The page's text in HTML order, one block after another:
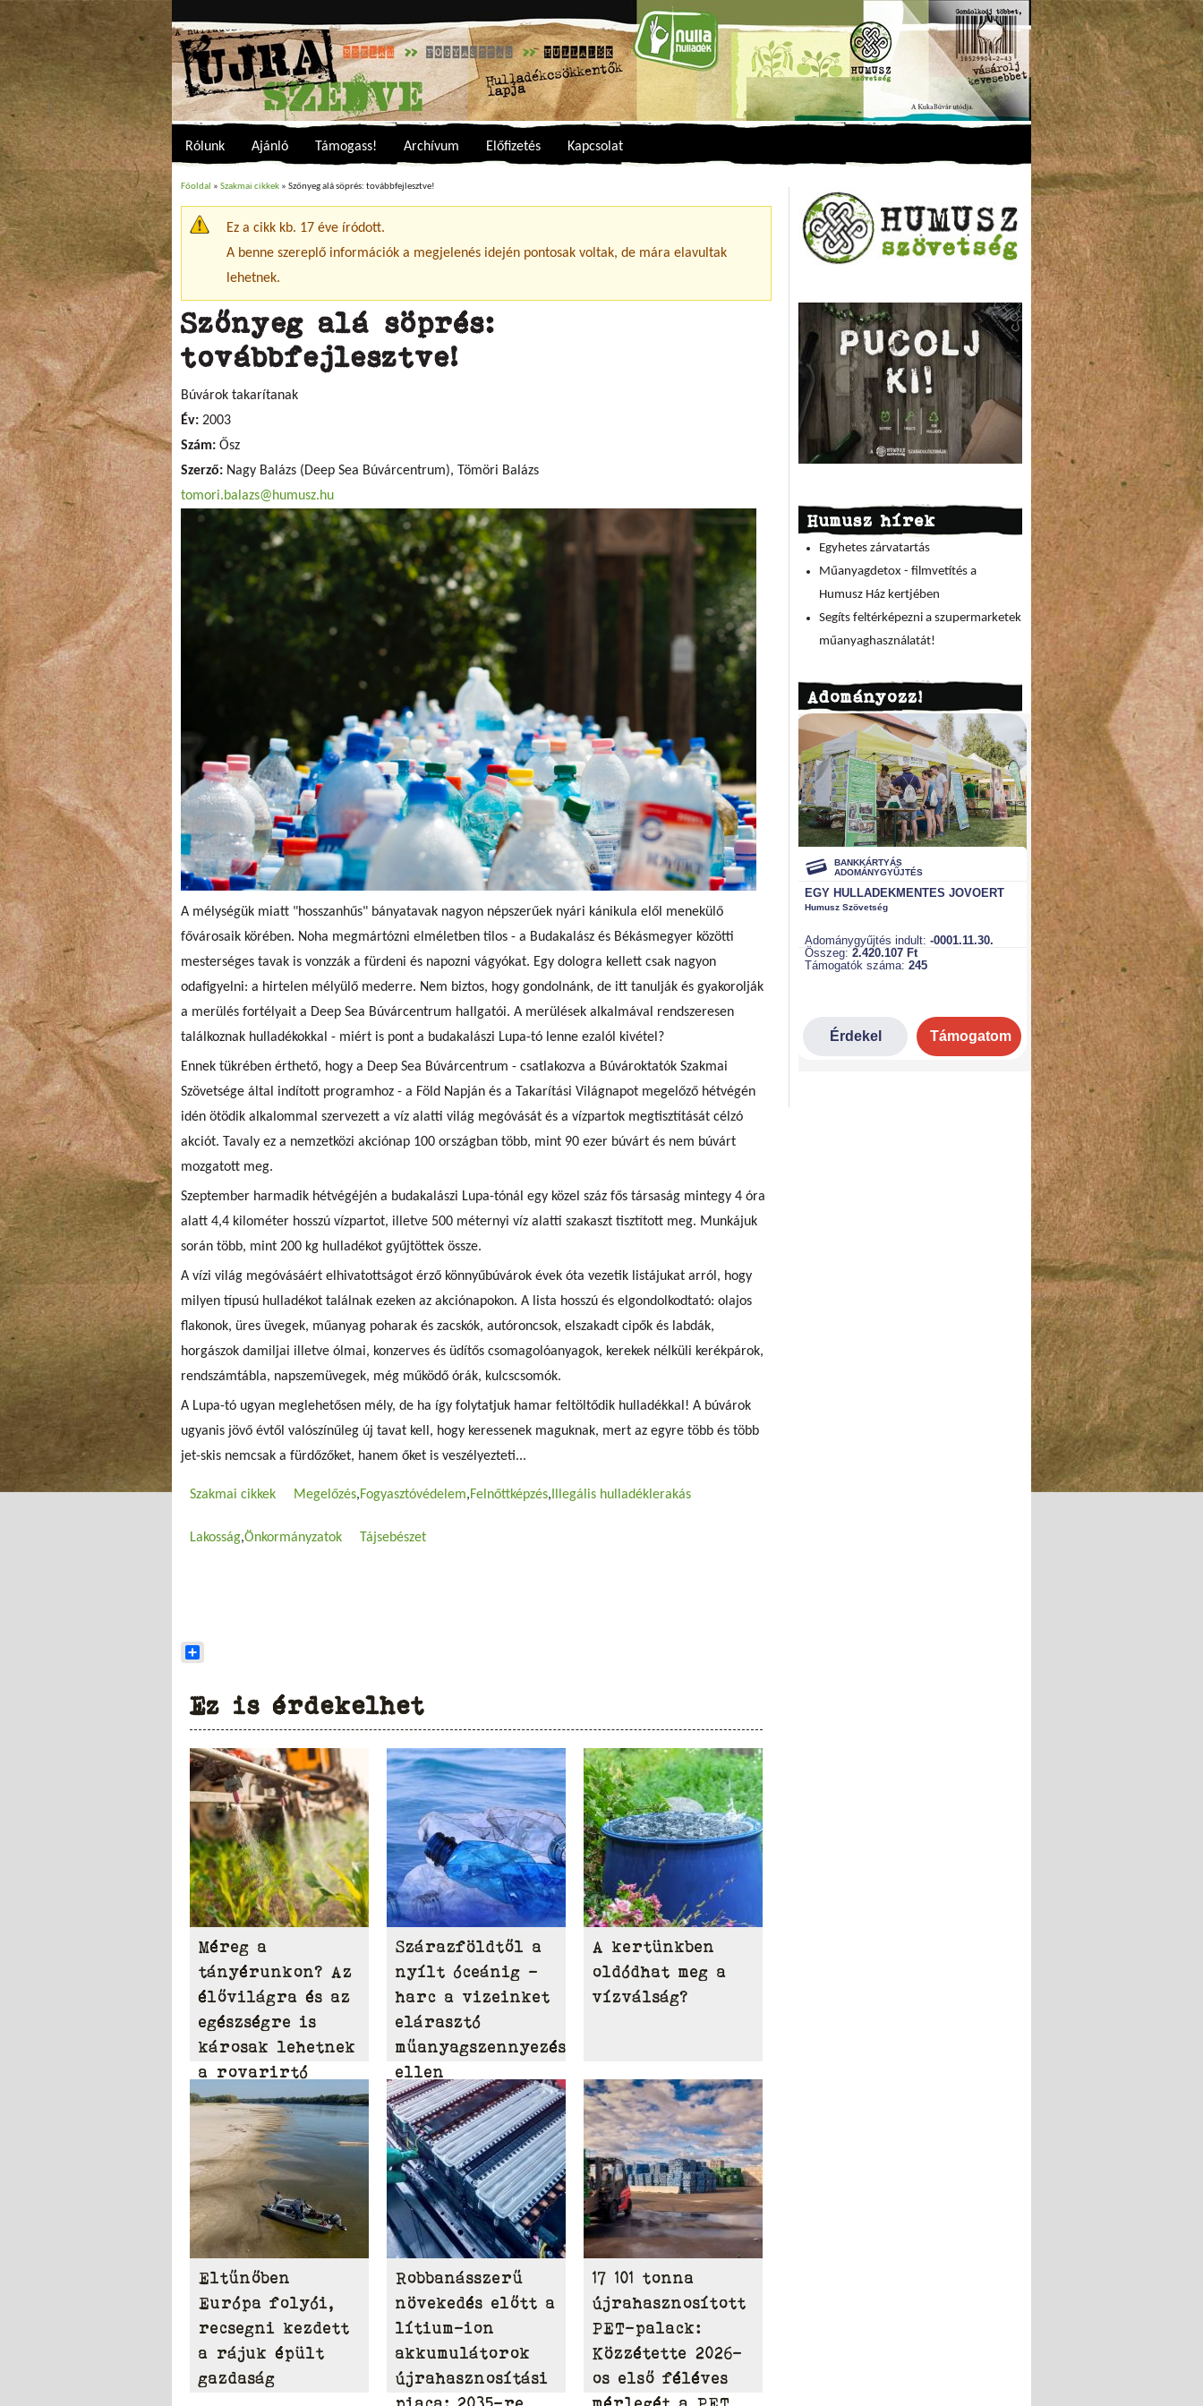
Rólunk Ajánló Támogass! Archívum Előfizetés Kapcsolat
Jelenlegi hely
Főoldal » Szakmai cikkek » Szőnyeg alá söprés: továbbfejlesztve!
Figyelmeztető üzenet
Ez a cikk kb. 17 éve íródott.
A benne szereplő információk a megjelenés idején pontosak voltak, de mára elavultak
lehetnek.
Szőnyeg alá söprés:
továbbfejlesztve!
Búvárok takarítanak
Év: 2003
Szám: Ősz
Szerző: Nagy Balázs (Deep Sea Búvárcentrum), Tömöri Balázs
tomori.balazs@humusz.hu
A mélységük miatt "hosszanhűs" bányatavak nagyon népszerűek nyári kánikula elől menekülő
fővárosaik körében. Noha megmártózni elméletben tilos - a Budakalász és Békásmegyer közötti
mesterséges tavak is vonzzák a fürdeni és napozni vágyókat. Egy dologra kellett csak nagyon
odafigyelni: a hirtelen mélyülő mederre. Nem biztos, hogy gondolnánk, de itt tanulják és gyakorolják
a merülés fortélyait a Deep Sea Búvárcentrum hallgatói. A merülések alkalmával rendszeresen
találkoznak hulladékokkal - miért is pont a budakalászi Lupa-tó lenne ezalól kivétel?
Ennek tükrében érthető, hogy a Deep Sea Búvárcentrum - csatlakozva a Búvároktatók Szakmai
Szövetsége által indított programhoz - a Föld Napján és a Takarítási Világnapot megelőző hétvégén
idén ötödik alkalommal szervezett a víz alatti világ megóvását és a vízpartok megtisztítását célzó
akciót. Tavaly ez a nemzetközi akciónap 100 országban több, mint 90 ezer búvárt és nem búvárt
mozgatott meg.
Szeptember harmadik hétvégéjén a budakalászi Lupa-tónál egy közel száz fős társaság mintegy 4 óra
alatt 4,4 kilométer hosszú vízpartot, illetve 500 méternyi víz alatti szakaszt tisztított meg. Munkájuk
során több, mint 200 kg hulladékot gyűjtöttek össze.
A vízi világ megóvásáért elhivatottságot érző könnyűbúvárok évek óta vezetik listájukat arról, hogy
milyen típusú hulladékot találnak ezeken az akciónapokon. A lista hosszú és elgondolkodtató: olajos
flakonok, üres üvegek, műanyag poharak és zacskók, autóroncsok, elszakadt cipők és labdák,
horgászok damiljai illetve ólmai, konzerves és üdítős csomagolóanyagok, kerekek nélküli kerékpárok,
rendszámtábla, napszemüvegek, még működő órák, kulcscsomók.
A Lupa-tó ugyan meglehetősen mély, de ha így folytatjuk hamar feltöltődik hulladékkal! A búvárok
ugyanis jövő évtől valószínűleg új tavat kell, hogy keressenek maguknak, mert az egyre több és több
jet-skis nemcsak a fürdőzőket, hanem őket is veszélyezteti...
Szakmai cikkek Megelőzés Fogyasztóvédelem Felnőttképzés Illegális hulladéklerakás
Lakosság Önkormányzatok Tájsebészet
Ez is érdekelhet
Méreg a
tányérunkon? Az
élővilágra és az
egészségre is
károsak lehetnek
a rovarirtó
szerek
Szárazföldtől a
nyílt óceánig –
harc a vizeinket
elárasztó
műanyagszennyezés
ellen
A kertünkben
oldódhat meg a
vízválság?
Eltűnőben
Európa folyói,
recsegni kezdett
a rájuk épült
gazdaság
Robbanásszerű
növekedés előtt a
lítium-ion
akkumulátorok
újrahasznosítási
17 101 tonna
újrahasznosított
PET-palack:
Közzétette 2026-
os első féléves
Humusz hírek
Egyhetes zárvatartás
Műanyagdetox - filmvetítés a
Humusz Ház kertjében
Segíts feltérképezni a szupermarketek
műanyaghasználatát!
Adományozz!